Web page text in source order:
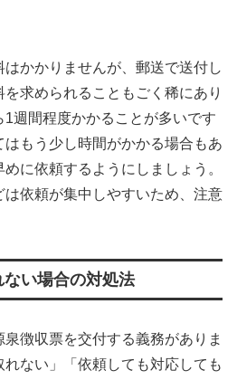
かかりませんが、郵送で送付し
求められることもごく稀にあり
1週間程度かかることが多いです
もう少し時間がかかる場合もあ
に依頼するようにしましょう。
依頼が集中しやすいため、注意
い場合の対処法
徴収票を交付する義務がありま
ない」「依頼しても対応しても